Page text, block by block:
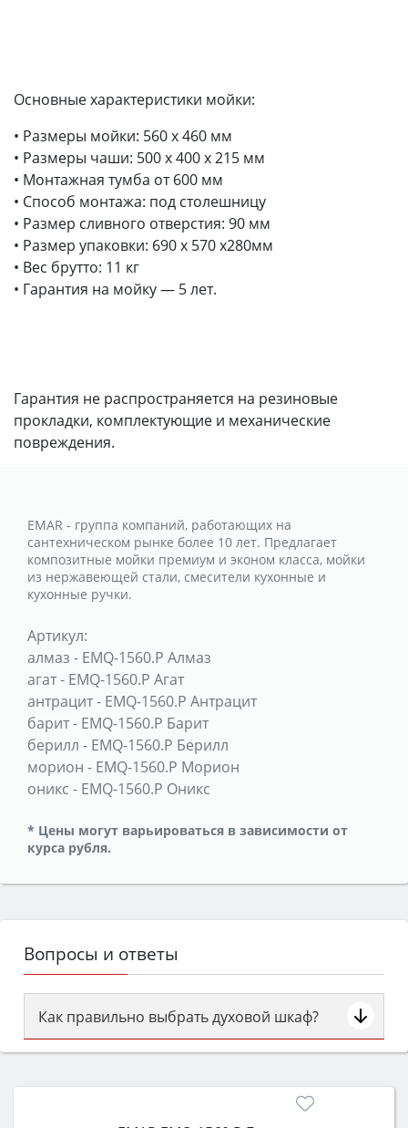
Основные характеристики мойки:
• Размеры мойки: 560 x 460 мм
• Размеры чаши: 500 x 400 х 215 мм
• Монтажная тумба от 600 мм
• Способ монтажа: под столешницу
• Размер сливного отверстия: 90 мм
• Размер упаковки: 690 х 570 х280мм
• Вес брутто: 11 кг
• Гарантия на мойку — 5 лет.
Гарантия не распространяется на резиновые
прокладки, комплектующие и механические
повреждения.
EMAR - группа компаний, работающих на
сантехническом рынке более 10 лет. Предлагает
композитные мойки премиум и эконом класса, мойки
из нержавеющей стали, смесители кухонные и
кухонные ручки.
Артикул:
алмаз - EMQ-1560.P Алмаз
агат- EMQ-1560.P Агат
антрацит- EMQ-1560.P Антрацит
барит- EMQ-1560.P Барит
берилл - EMQ-1560.P Берилл
морион - EMQ-1560.P Морион
оникс - EMQ-1560.P Оникс
* Цены могут варьироваться в зависимости от
курса рубля.
Вопросы и ответы
Как правильно выбрать духовой шкаф?
Сначала определитесь с типом (газовый или
затем смотрите на объём 50–70 л для семьи,